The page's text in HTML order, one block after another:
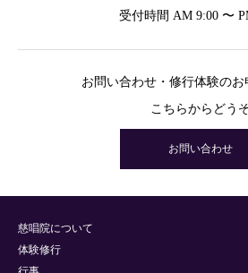
受付時間 AM 9:00 〜
お問い合わせ・修行体験の
こちらからどう
お問い合わせ
慈唱院について
体験修行